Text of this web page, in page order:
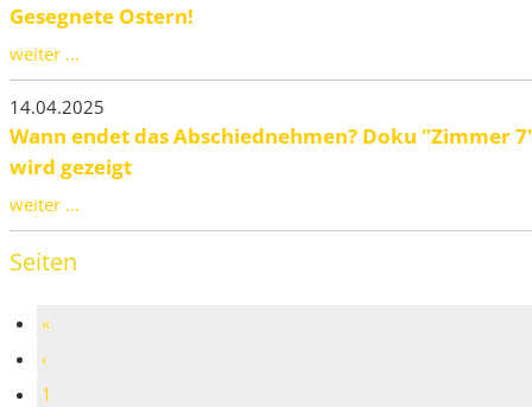
Gesegnete Ostern!
weiter ...
14.04.2025
Wann endet das Abschiednehmen? Doku "Zimmer
wird gezeigt
weiter ...
Seiten
«
‹
1